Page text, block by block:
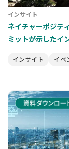
インサイト
ネイチャーポジテ
ミットが示したイ
インサイト イベ